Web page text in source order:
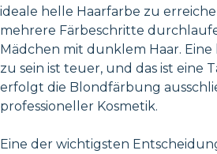
ideale helle Haarfarbe zu
mehrere Färbeschritte
Mädchen mit dunklem Haar.
zu sein ist teuer, und das ist eine
erfolgt die Blondfärbung
professioneller Kosmetik.
Eine der wichtigsten